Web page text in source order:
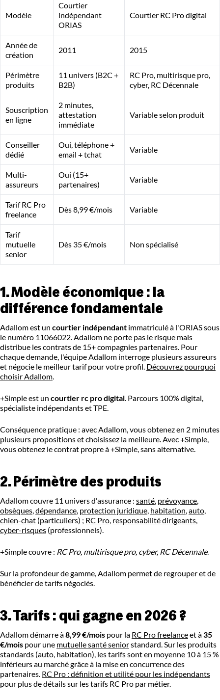
Modèle
Courtier
indépendant
ORIAS
Courtier RC Pro digital
Année de
création
2011 2015
Périmètre
produits
11 univers (B2C +
B2B)
RC Pro, multirisque pro,
cyber, RC Décennale
Souscription
en ligne
2 minutes,
attestation
immédiate
Variable selon produit
Conseiller
dédié
Oui, téléphone +
email + tchat
Variable
Multi-
assureurs
Oui (15+
partenaires)
Variable
Tarif RC Pro
freelance
Dès 8,99 €/mois Variable
Tarif
mutuelle
senior
Dès 35 €/mois Non spécialisé
1. Modèle économique : la
différence fondamentale
Adallom est un courtier indépendant immatriculé à l'ORIAS sous
le numéro 11066022. Adallom ne porte pas le risque mais
distribue les contrats de 15+ compagnies partenaires. Pour
chaque demande, l'équipe Adallom interroge plusieurs assureurs
et négocie le meilleur tarif pour votre profil. Découvrez pourquoi
choisir Adallom.
+Simple est un courtier rc pro digital. Parcours 100% digital,
spécialiste indépendants et TPE.
Conséquence pratique : avec Adallom, vous obtenez en 2 minutes
plusieurs propositions et choisissez la meilleure. Avec +Simple,
vous obtenez le contrat propre à +Simple, sans alternative.
2. Périmètre des produits
Adallom couvre 11 univers d'assurance : santé, prévoyance,
obsèques,dépendance, protection juridique, habitation,auto,
chien-chat (particuliers) ; RC Pro, responsabilité dirigeants,
cyber-risques (professionnels).
+Simple couvre : RC Pro, multirisque pro, cyber, RC Décennale.
Sur la profondeur de gamme, Adallom permet de regrouper et de
bénéficier de tarifs négociés.
3. Tarifs : qui gagne en 2026 ?
Adallom démarre à8,99 €/mois pour la RC Pro freelanceet à35
€/mois pour une mutuelle santé seniorstandard. Sur les produits
standards (auto, habitation), les tarifs sont en moyenne 10 à 15 %
inférieurs au marché grâce à la mise en concurrence des
partenaires. RC Pro : définition et utilité pour les indépendants
pour plus de détails sur les tarifs RC Pro par métier.